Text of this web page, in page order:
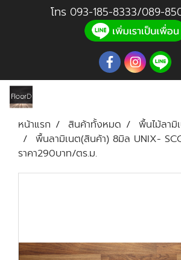
โทร 093-185-8333/089-
หน้าแรก สินค้าทั้งหมด
พื้นไม้ลา
พื้นลามิเนต(สินค้า) 8มิล UNIX-
ราคา290บาท/ตร.ม.